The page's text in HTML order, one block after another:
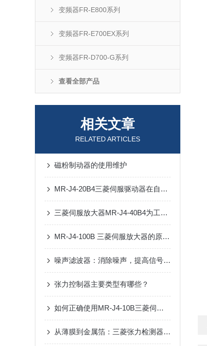
变频器FR-E800系列
变频器FR-E700EX系列
变频器FR-D700-G系列
查看全部产品
相关文章
RELATED ARTICLES
磁粉制动器的使用维护
MR-J4-20B4三菱伺服驱动器在自动化中的优势
三菱伺服放大器MR-J4-40B4为工业自动化领域注入了新的活力
MR-J4-100B 三菱伺服放大器的原理、组成、特点以及应用情况
噪声滤波器：消除噪声，提高信号质量
张力控制器主要类型有哪些？
如何正确使用MR-J4-10B三菱伺服电机？
从薄膜到金属箔：三菱张力检测器在多行业卷材加工中的应用